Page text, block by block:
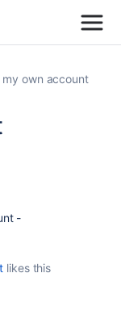
my own account
-
likes this